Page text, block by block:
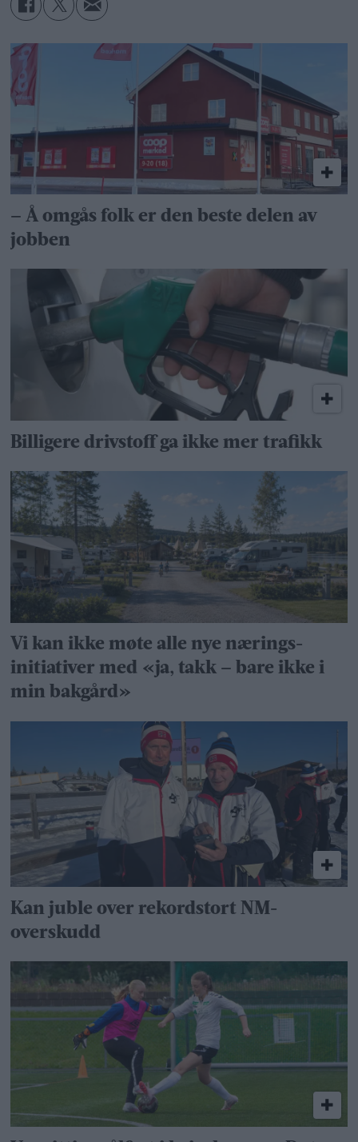
– Å omgås folk er den beste delen av
jobben
Billigere drivstoff ga ikke mer trafikk
Vi kan ikke møte alle nye nærings­
initiativer med «ja, takk – bare ikke i
min bakgård»
Kan juble over rekordstort NM-
overskudd